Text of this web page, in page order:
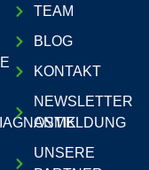
TEAM
BLOG
KONTAKT
NEWSLETTER
ANMELDUNG
UNSERE